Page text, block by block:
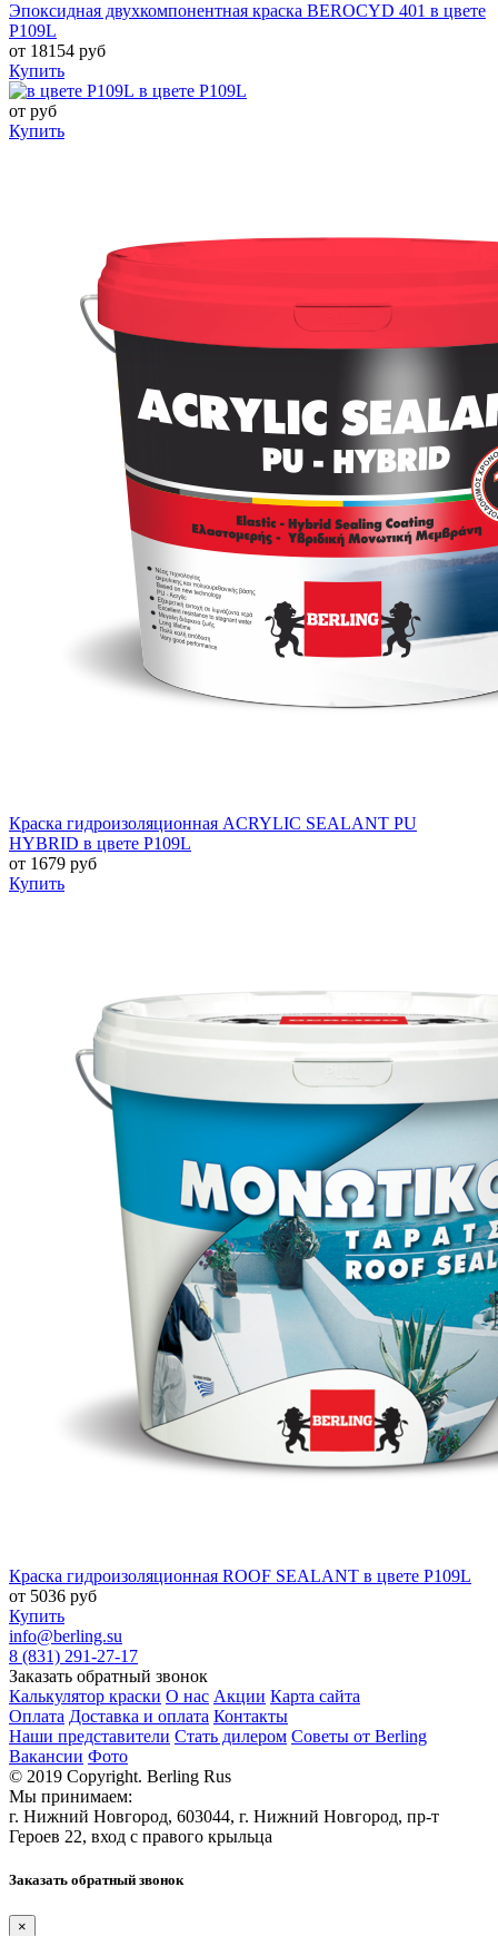
Эпоксидная двухкомпонентная краска BEROCYD 401 в цвете
P109L
от 18154 руб
Купить
в цвете P109L
от руб
Купить
Краска гидроизоляционная ACRYLIC SEALANT PU
HYBRID в цвете P109L
от 1679 руб
Купить
Краска гидроизоляционная ROOF SEALANT в цвете P109L
от 5036 руб
Купить
info@berling.su
8 (831) 291-27-17
Заказать обратный звонок
Калькулятор краски О нас Акции Карта сайта
Оплата Доставка и оплата Контакты
Наши представители Стать дилером Советы от Berling
Вакансии Фото
© 2019 Copyright. Berling Rus
Мы принимаем:
г. Нижний Новгород, 603044, г. Нижний Новгород, пр-т
Героев 22, вход с правого крыльца
Заказать обратный звонок
×